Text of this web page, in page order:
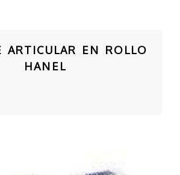
ARTICULAR EN ROLLO
HANEL